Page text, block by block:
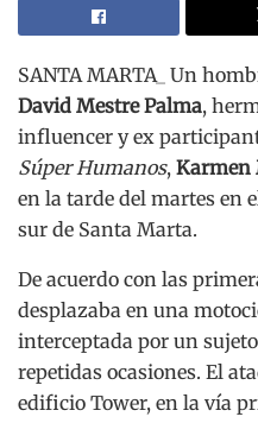
SANTA MARTA_ Un
David Mestre Palma,
influencer y ex
Súper Humanos, Karmen
en la tarde del martes en
sur de Santa Marta.
De acuerdo con las
desplazaba en una
interceptada por un
repetidas ocasiones. El
edificio Tower, en la vía